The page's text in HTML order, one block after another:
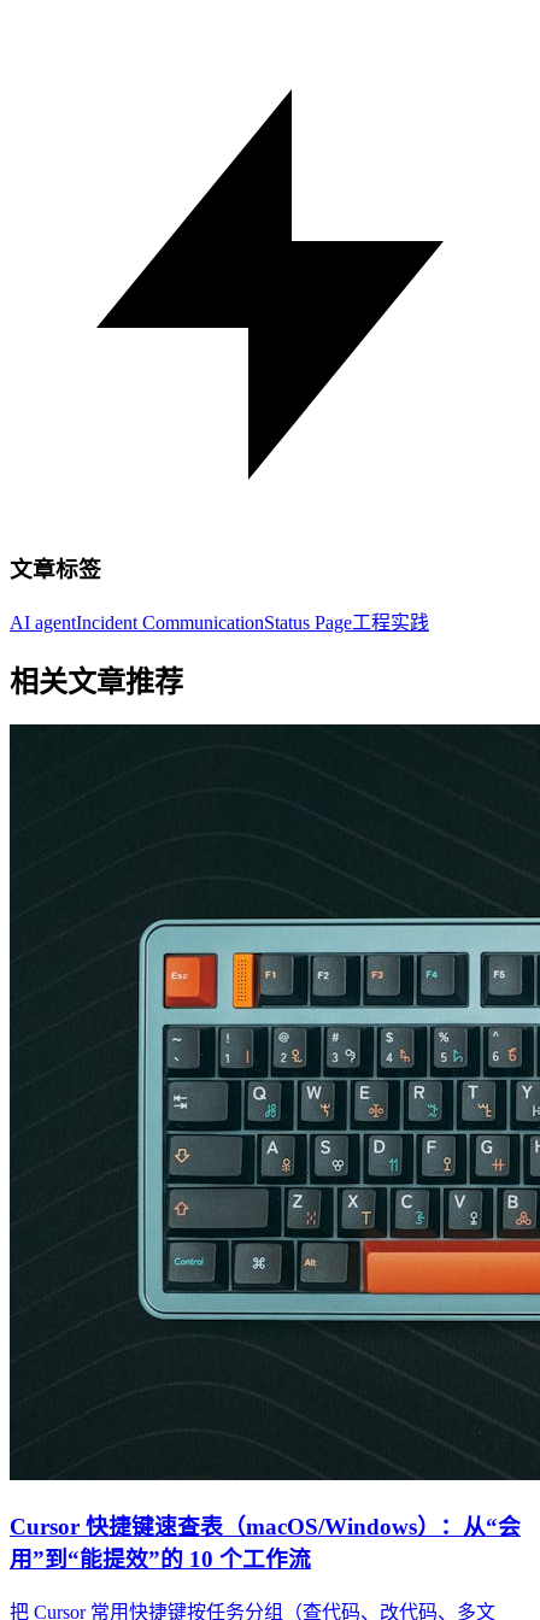
文章标签
AI agentIncident CommunicationStatus Page工程实践
相关文章推荐
Cursor 快捷键速查表（macOS/Windows）：从“会
用”到“能提效”的 10 个工作流
把 Cursor 常用快捷键按任务分组（查代码、改代码、多文